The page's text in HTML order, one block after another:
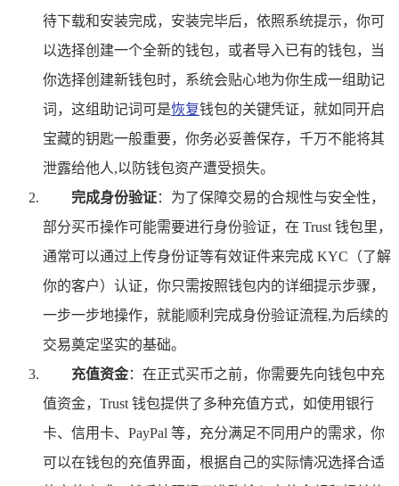
待下载和安装完成，安装完毕后，依照系统提示，你可
以选择创建一个全新的钱包，或者导入已有的钱包，当
你选择创建新钱包时，系统会贴心地为你生成一组助记
词，这组助记词可是恢复钱包的关键凭证，就如同开启
宝藏的钥匙一般重要，你务必妥善保存，千万不能将其
泄露给他人,以防钱包资产遭受损失。
完成身份验证：为了保障交易的合规性与安全性，
部分买币操作可能需要进行身份验证，在 Trust 钱包里，
通常可以通过上传身份证等有效证件来完成 KYC（了解
你的客户）认证，你只需按照钱包内的详细提示步骤，
一步一步地操作，就能顺利完成身份验证流程,为后续的
交易奠定坚实的基础。
充值资金：在正式买币之前，你需要先向钱包中充
值资金，Trust 钱包提供了多种充值方式，如使用银行
卡、信用卡、PayPal 等，充分满足不同用户的需求，你
可以在钱包的充值界面，根据自己的实际情况选择合适